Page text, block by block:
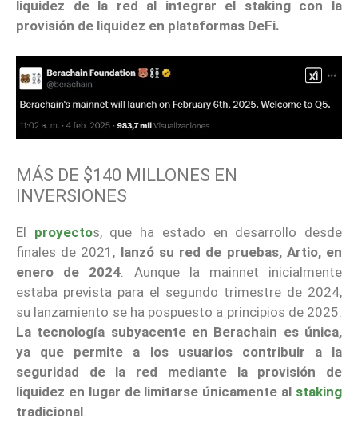
liquidez de la red al integrar el staking con la
provisión de liquidez en plataformas DeFi.
MÁS DE $140 MILLONES EN
INVERSIONES
El proyectos, que ha estado en desarrollo desde
finales de 2021, lanzó su red de pruebas, Artio, en
enero de 2024 . Aunque la mainnet inicialmente
estaba prevista para el segundo trimestre de 2024,
su lanzamiento se ha pospuesto a principios de 2025.
La tecnología subyacente en Berachain es única,
ya que permite a los usuarios contribuir a la
seguridad de la red mediante la provisión de
liquidez en lugar de limitarse únicamente al staking
tradicional